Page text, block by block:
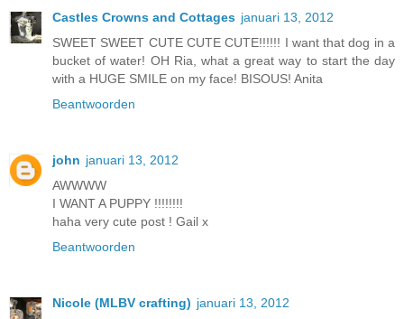
Castles Crowns and Cottages januari 13, 2012
SWEET SWEET CUTE CUTE CUTE!!!!!! I want that dog in a
bucket of water! OH Ria, what a great way to start the day
with a HUGE SMILE on my face! BISOUS! Anita
Beantwoorden
john januari 13, 2012
AWWWW
I WANT A PUPPY !!!!!!!!
haha very cute post ! Gail x
Beantwoorden
Nicole (MLBV crafting) januari 13, 2012